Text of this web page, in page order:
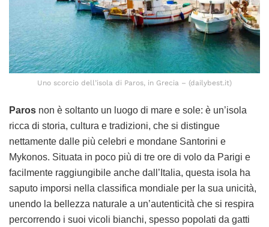
Uno scorcio dell’isola di Paros, in Grecia – (dailybest.it)
Paros non è soltanto un luogo di mare e sole: è un’isola
ricca di storia, cultura e tradizioni, che si distingue
nettamente dalle più celebri e mondane Santorini e
Mykonos. Situata in poco più di tre ore di volo da Parigi e
facilmente raggiungibile anche dall’Italia, questa isola ha
saputo imporsi nella classifica mondiale per la sua unicità,
unendo la bellezza naturale a un’autenticità che si respira
percorrendo i suoi vicoli bianchi, spesso popolati da gatti